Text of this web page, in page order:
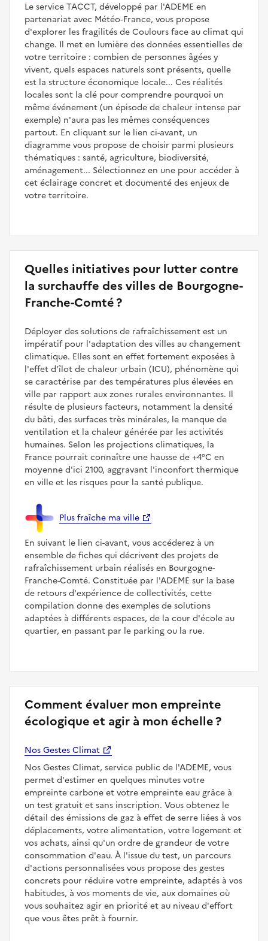
Le service TACCT, développé par l'ADEME en
partenariat avec Météo‑France, vous propose
d'explorer les fragilités de Coulours face au climat qui
change. Il met en lumière des données essentielles de
votre territoire : combien de personnes âgées y
vivent, quels espaces naturels sont présents, quelle
est la structure économique locale... Ces réalités
locales sont la clé pour comprendre pourquoi un
même événement (un épisode de chaleur intense par
exemple) n'aura pas les mêmes conséquences
partout. En cliquant sur le lien ci-avant, un
diagramme vous propose de choisir parmi plusieurs
thématiques : santé, agriculture, biodiversité,
aménagement... Sélectionnez en une pour accéder à
cet éclairage concret et documenté des enjeux de
votre territoire.
Quelles initiatives pour lutter contre
la surchauffe des villes de Bourgogne-
Franche-Comté ?
Déployer des solutions de rafraîchissement est un
impératif pour l'adaptation des villes au changement
climatique. Elles sont en effet fortement exposées à
l'effet d'îlot de chaleur urbain (ICU), phénomène qui
se caractérise par des températures plus élevées en
ville par rapport aux zones rurales environnantes. Il
résulte de plusieurs facteurs, notamment la densité
du bâti, des surfaces très minérales, le manque de
ventilation et la chaleur générée par les activités
humaines. Selon les projections climatiques, la
France pourrait connaître une hausse de +4°C en
moyenne d'ici 2100, aggravant l'inconfort thermique
en ville et les risques pour la santé publique.
Plus fraîche ma ville
En suivant le lien ci-avant, vous accéderez à un
ensemble de fiches qui décrivent des projets de
rafraîchissement urbain réalisés en Bourgogne-
Franche-Comté. Constituée par l'ADEME sur la base
de retours d'expérience de collectivités, cette
compilation donne des exemples de solutions
adaptées à différents espaces, de la cour d'école au
quartier, en passant par le parking ou la rue.
Comment évaluer mon empreinte
écologique et agir à mon échelle ?
Nos Gestes Climat
Nos Gestes Climat, service public de l'ADEME, vous
permet d'estimer en quelques minutes votre
empreinte carbone et votre empreinte eau grâce à
un test gratuit et sans inscription. Vous obtenez le
détail des émissions de gaz à effet de serre liées à vos
déplacements, votre alimentation, votre logement et
vos achats, ainsi qu'un ordre de grandeur de votre
consommation d'eau. À l'issue du test, un parcours
d'actions personnalisées vous propose des gestes
concrets pour réduire votre empreinte, adaptés à vos
habitudes, à vos moments de vie, aux domaines où
vous souhaitez agir en priorité et au niveau d'effort
que vous êtes prêt à fournir.